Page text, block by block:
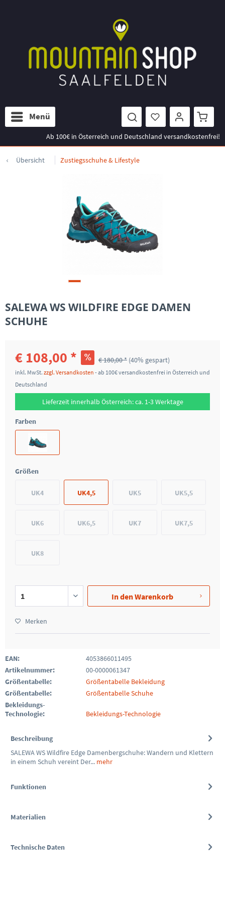
Menü
Ab 100€ in Österreich und Deutschland versandkostenfrei!
Übersicht Zustiegsschuhe & Lifestyle
SALEWA WS WILDFIRE EDGE DAMEN
SCHUHE
€ 108,00 * € 180,00 * (40% gespart)
inkl. MwSt. zzgl. Versandkosten - ab 100€ versandkostenfrei in Österreich und
Deutschland
Lieferzeit innerhalb Österreich: ca. 1-3 Werktage
Farben
Größen
UK4 UK4,5 UK5 UK5,5
UK6 UK6,5 UK7 UK7,5
UK8
In denWarenkorb
Merken
EAN:
4053866011495
Artikelnummer:
00-0000061347
Größentabelle:
Größentabelle Bekleidung
Größentabelle:
Größentabelle Schuhe
Bekleidungs-
Technologie:
Bekleidungs-Technologie
Beschreibung
SALEWA WS Wildfire Edge Damenbergschuhe: Wandern und Klettern
in einem Schuh vereint Der... mehr
Funktionen
Materialien
Technische Daten